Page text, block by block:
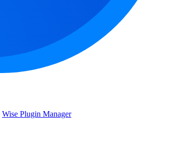
Wise Plugin Manager